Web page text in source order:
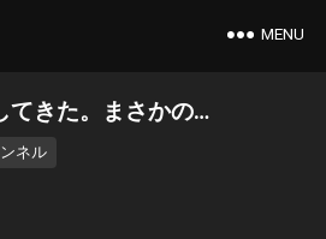
MENU
てきた。まさかの…
ネル